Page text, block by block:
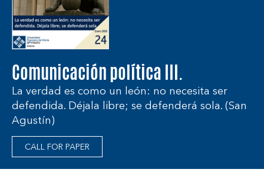
Comunicación política III.
La verdad es como un león: no necesita ser
defendida. Déjala libre; se defenderá sola. (San
Agustín)
CALL FOR PAPER